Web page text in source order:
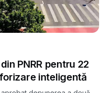
PNRR pentru 22
inteligentă